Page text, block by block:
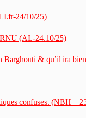
24/10/25)
(AL-24.10/25)
& qu’il ira
confuses. (NBH –